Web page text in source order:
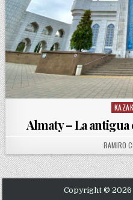
Almaty – La antigua
AUTHOR:
RAMIRO
Copyright © 2026